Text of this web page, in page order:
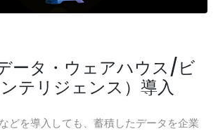
ータ・ウェアハウス/ビ
テリジェンス）導入
どを導入しても、蓄積したデータを企業